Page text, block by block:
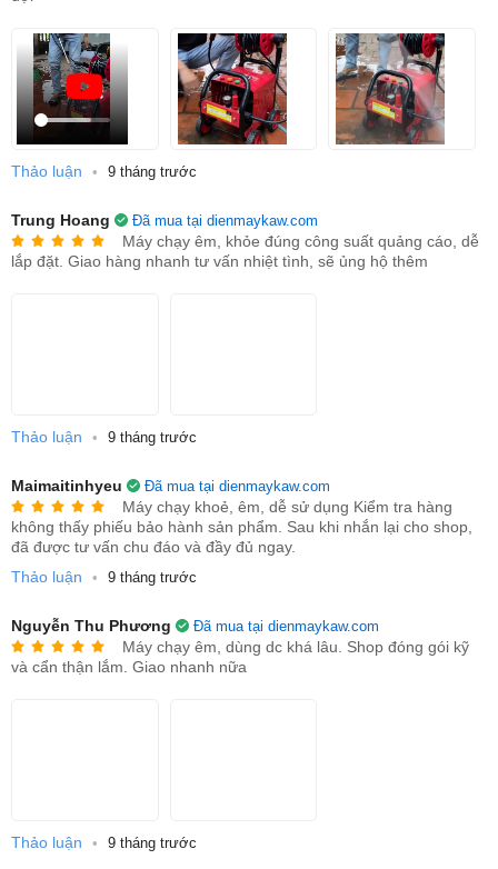
thông thường.
An toàn & Thông minh:Được trang bị Chip thông
minh tự ngắt khi quá tải hoặc khi nhả cò súng, giúp
chống rò điện và bảo vệ động cơ, tăng độ bền và an
toàn cho người sử dụng.
Tính linh hoạt:
Có khả năng hút nước từ xô/chậu (không cần áp lực
Phụ kiện đa dạng:
khác nhau.
Ứng Dụng Đa Năng
Máy rửa xe KAW không chỉ dùng để rửa xe (ô tô, xe máy) mà
như:
Rửa nền nhà, sân vườn, tường rào, ban công.
Thảo luận • 9 tháng trước
Trung Hoang Đã mua tại dienmaykaw.com
Máy chạy êm, khỏe đúng công suất quảng cáo, dễ
lắp đặt. Giao hàng nhanh tư vấn nhiệt tình, sẽ ủng hộ thêm
Thảo luận • 9 tháng trước
Maimaitinhyeu Đã mua tại dienmaykaw.com
Máy chạy khoẻ, êm, dễ sử dụng Kiểm tra hàng
không thấy phiếu bảo hành sản phẩm. Sau khi nhắn lại cho shop,
đã được tư vấn chu đáo và đầy đủ ngay.
Thảo luận
• 9 tháng trước
Nguyễn Thu Phương Đã mua tại dienmaykaw.com
Máy chạy êm, dùng dc khá lâu. Shop đóng gói kỹ
và cẩn thận lắm. Giao nhanh nữa
Thảo luận • 9 tháng trước